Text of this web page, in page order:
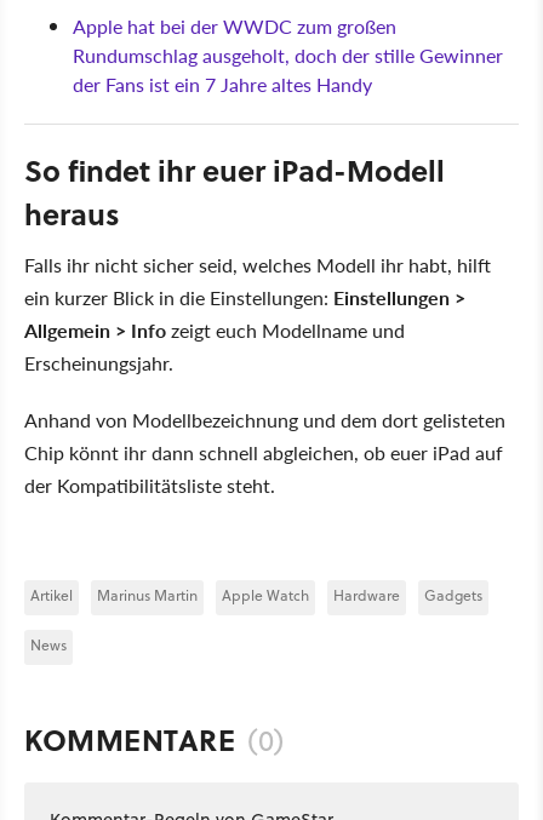
Apple hat bei der WWDC zum großen
Rundumschlag ausgeholt, doch der stille Gewinner
der Fans ist ein 7 Jahre altes Handy
So findet ihr euer iPad-Modell
heraus
Falls ihr nicht sicher seid, welches Modell ihr habt, hilft
ein kurzer Blick in die Einstellungen: Einstellungen >
Allgemein > Infozeigt euch Modellname und
Erscheinungsjahr.
Anhand von Modellbezeichnung und dem dort gelisteten
Chip könnt ihr dann schnell abgleichen, ob euer iPad auf
der Kompatibilitätsliste steht.
Artikel Marinus Martin Apple Watch Hardware Gadgets
News
KOMMENTARE (0)